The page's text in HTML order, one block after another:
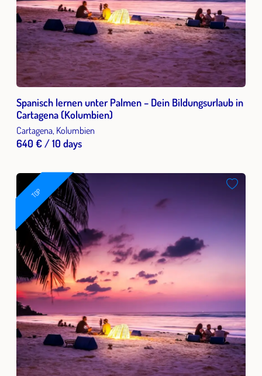
Spanisch lernen unter Palmen – Dein Bildungsurlaub in
Cartagena (Kolumbien)
Cartagena, Kolumbien
640 € / 10 days
TOP